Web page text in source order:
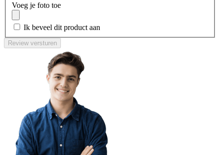
Voeg je foto toe
Ik beveel dit product aan
Review versturen